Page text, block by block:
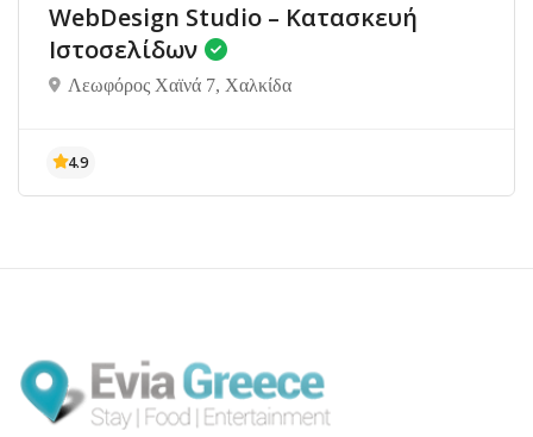
WebDesign Studio – Κατασκευή
Ιστοσελίδων
Λεωφόρος Χαϊνά 7, Χαλκίδα